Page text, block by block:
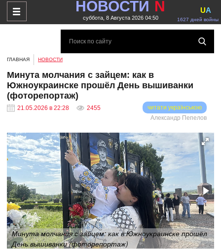
НОВОСТИ N
суббота, 8 Августа 2026 04:50 1627 дней войны
UA
ГЛАВНАЯ НОВОСТИ
Минута молчания с зайцем: как в
Южноукраинске прошёл День вышиванки
(фоторепортаж)
21.05.2026 в 22:28 2455
читати українською
Александр Пепелов
Минута молчания с зайцем: как в Южноукраинске прошёл
День вышиванки (фоторепортаж)